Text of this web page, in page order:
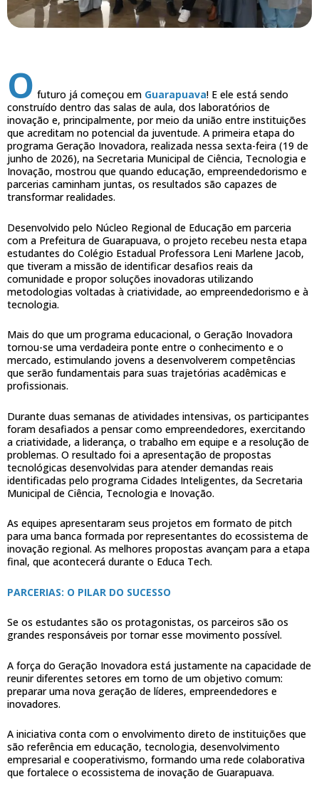
O futuro já começou em Guarapuava! E ele está sendo
construído dentro das salas de aula, dos laboratórios de
inovação e, principalmente, por meio da união entre instituições
que acreditam no potencial da juventude. A primeira etapa do
programa Geração Inovadora, realizada nessa sexta-feira (19 de
junho de 2026), na Secretaria Municipal de Ciência, Tecnologia e
Inovação, mostrou que quando educação, empreendedorismo e
parcerias caminham juntas, os resultados são capazes de
transformar realidades.
Desenvolvido pelo Núcleo Regional de Educação em parceria
com a Prefeitura de Guarapuava, o projeto recebeu nesta etapa
estudantes do Colégio Estadual Professora Leni Marlene Jacob,
que tiveram a missão de identificar desafios reais da
comunidade e propor soluções inovadoras utilizando
metodologias voltadas à criatividade, ao empreendedorismo e à
tecnologia.
Mais do que um programa educacional, o Geração Inovadora
tornou-se uma verdadeira ponte entre o conhecimento e o
mercado, estimulando jovens a desenvolverem competências
que serão fundamentais para suas trajetórias acadêmicas e
profissionais.
Durante duas semanas de atividades intensivas, os participantes
foram desafiados a pensar como empreendedores, exercitando
a criatividade, a liderança, o trabalho em equipe e a resolução de
problemas. O resultado foi a apresentação de propostas
tecnológicas desenvolvidas para atender demandas reais
identificadas pelo programa Cidades Inteligentes, da Secretaria
Municipal de Ciência, Tecnologia e Inovação.
As equipes apresentaram seus projetos em formato de pitch
para uma banca formada por representantes do ecossistema de
inovação regional. As melhores propostas avançam para a etapa
final, que acontecerá durante o Educa Tech.
PARCERIAS: O PILAR DO SUCESSO
Se os estudantes são os protagonistas, os parceiros são os
grandes responsáveis por tornar esse movimento possível.
A força do Geração Inovadora está justamente na capacidade de
reunir diferentes setores em torno de um objetivo comum:
preparar uma nova geração de líderes, empreendedores e
inovadores.
A iniciativa conta com o envolvimento direto de instituições que
são referência em educação, tecnologia, desenvolvimento
empresarial e cooperativismo, formando uma rede colaborativa
que fortalece o ecossistema de inovação de Guarapuava.